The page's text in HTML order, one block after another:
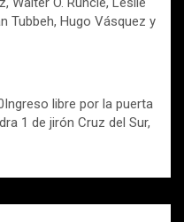
Tubbeh, Hugo Vásquez y
libre por la puerta
1 de jirón Cruz del Sur,